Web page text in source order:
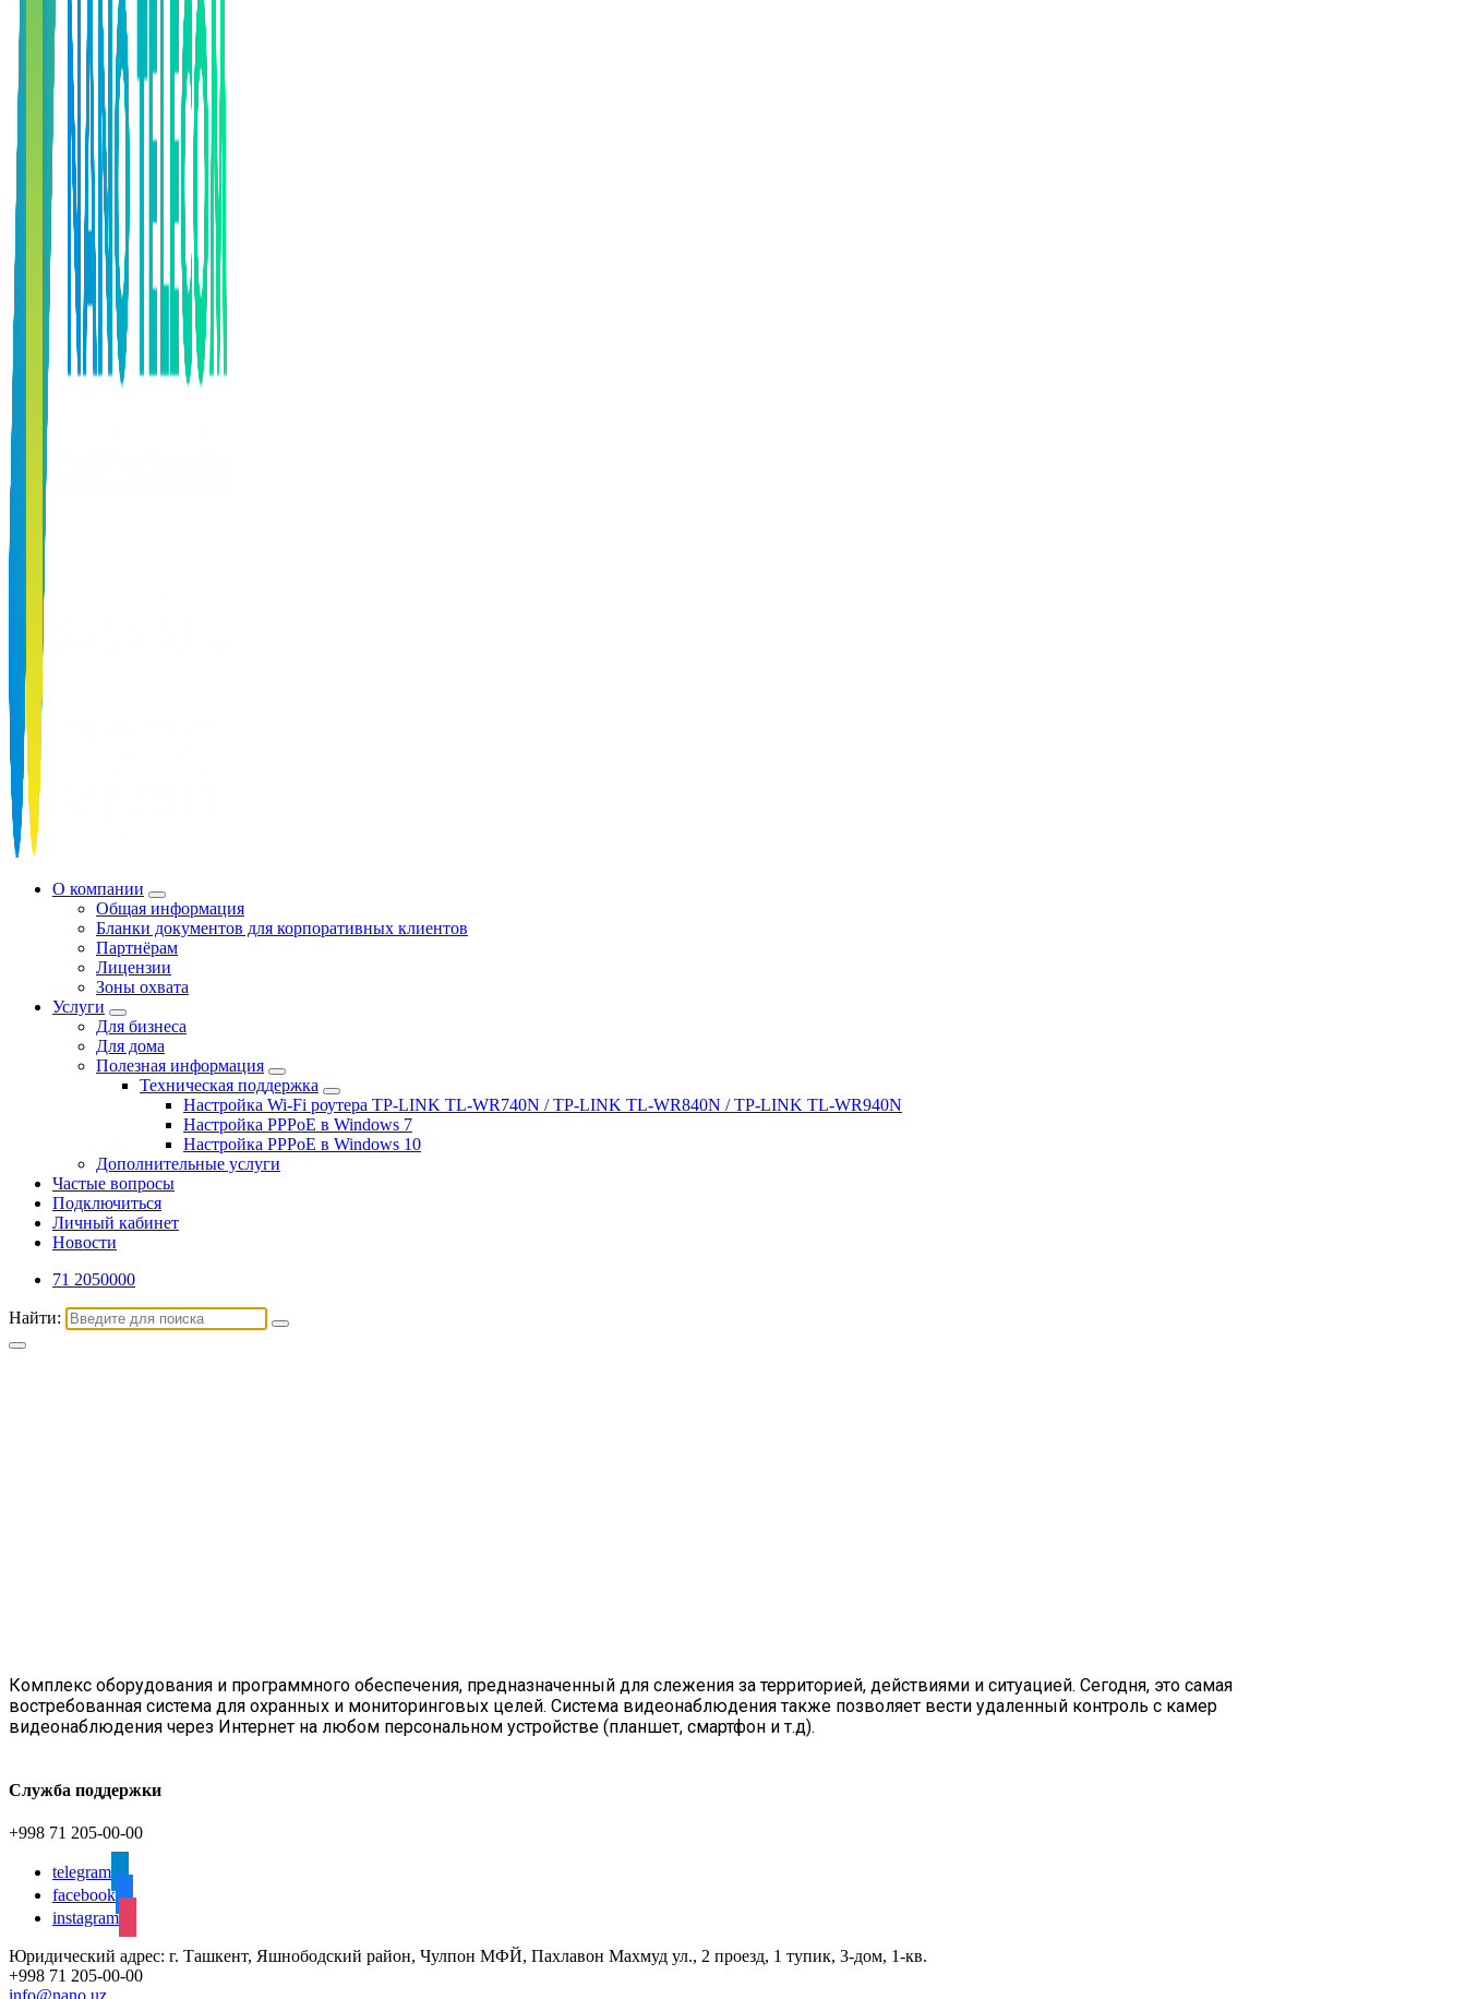
О компании
Общая информация
Бланки документов для корпоративных клиентов
Партнёрам
Лицензии
Зоны охвата
Услуги
Для бизнеса
Для дома
Полезная информация
Техническая поддержка
Настройка Wi-Fi роутера TP-LINK TL-WR740N / TP-LINK TL-WR840N / TP-LINK TL-WR940N
Настройка PPPoE в Windows 7
Настройка PPPoE в Windows 10
Дополнительные услуги
Частые вопросы
Подключиться
Личный кабинет
Новости
71 2050000
Найти:
Комплекс оборудования и программного обеспечения, предназначенный для слежения за территорией, действиями и ситуацией. Сегодня, это самая
востребованная система для охранных и мониторинговых целей. Система видеонаблюдения также позволяет вести удаленный контроль с камер
видеонаблюдения через Интернет на любом персональном устройстве (планшет, смартфон и т.д).
Служба поддержки
+998 71 205-00-00
telegram
facebook
instagram
Юридический адрес: г. Ташкент, Яшнободский район, Чулпон МФЙ, Пахлавон Махмуд ул., 2 проезд, 1 тупик, 3-дом, 1-кв.
+998 71 205-00-00
info@nano.uz